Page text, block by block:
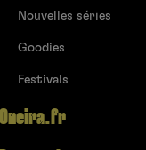
Nouvelles séries
Goodies
Festivals
Oneira.fr